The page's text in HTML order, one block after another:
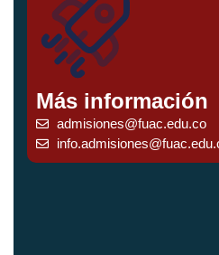
Más información
admisiones@fuac.edu.co